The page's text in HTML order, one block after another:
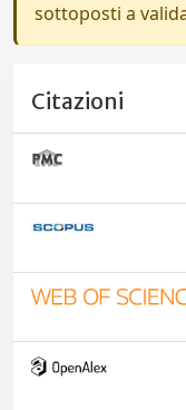
sottoposti a
Citazioni